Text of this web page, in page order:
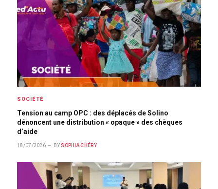
SOCIÉTÉ
Tension au camp OPC : des déplacés de Solino
dénoncent une distribution « opaque » des chèques
d’aide
18/07/2026 BY SOPHIA CHÉRY